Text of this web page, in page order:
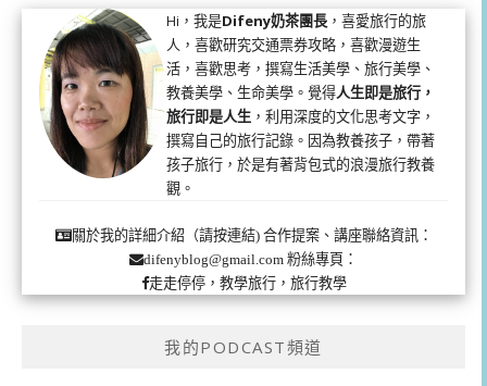
Hi，我是Difeny奶茶團長 ，喜愛旅行的旅
人，喜歡研究交通票券攻略，喜歡漫遊生
活，喜歡思考，撰寫生活美學、旅行美學、
教養美學、生命美學。覺得人生即是旅行，
旅行即是人生 ，利用深度的文化思考文字，
撰寫自己的旅行記錄。因為教養孩子，帶著
孩子旅行，於是有著背包式的浪漫旅行教養
觀。
關於我的詳細介紹（請按連結)合作提案、講座聯絡資訊：
difenyblog@gmail.com 粉絲專頁：
走走停停，教學旅行，旅行教學
我的PODCAST頻道